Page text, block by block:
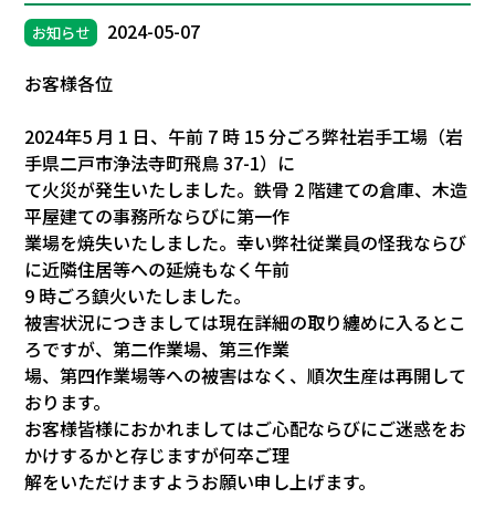
お知らせ
2024-05-07
お客様各位
2024年5 月 1 日、午前 7 時 15 分ごろ弊社岩手工場（岩
手県二戸市浄法寺町飛鳥 37-1）に
て火災が発生いたしました。鉄骨 2 階建ての倉庫、木造
平屋建ての事務所ならびに第一作
業場を焼失いたしました。幸い弊社従業員の怪我ならび
に近隣住居等への延焼もなく午前
9 時ごろ鎮火いたしました。
被害状況につきましては現在詳細の取り纏めに入るとこ
ろですが、第二作業場、第三作業
場、第四作業場等への被害はなく、順次生産は再開して
おります。
お客様皆様におかれましてはご心配ならびにご迷惑をお
かけするかと存じますが何卒ご理
解をいただけますようお願い申し上げます。